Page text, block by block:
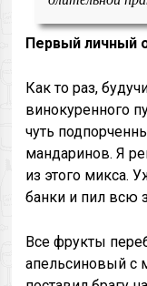
Первый личный
Как то раз,
винокуренного
чуть
мандаринов. Я
из этого микса.
банки и пил всю
Все фрукты
апельсиновый с